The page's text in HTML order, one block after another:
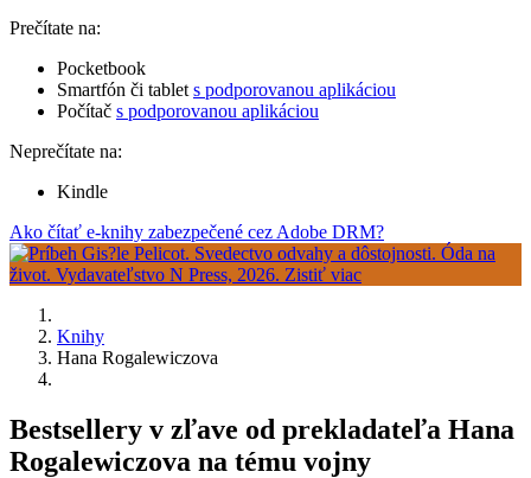
Prečítate na:
Pocketbook
Smartfón či tablet s podporovanou aplikáciou
Počítač s podporovanou aplikáciou
Neprečítate na:
Kindle
Ako čítať e-knihy zabezpečené cez Adobe DRM?
Knihy
Hana Rogalewiczova
Bestsellery v zľave od prekladateľa Hana
Rogalewiczova na tému vojny